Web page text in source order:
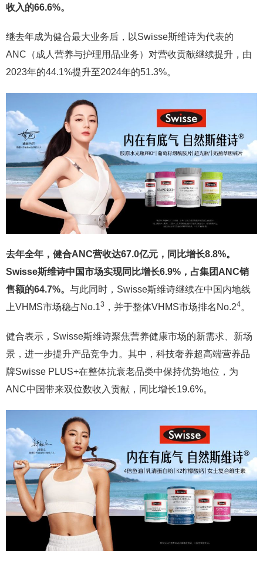
收入的66.6%。
继去年成为健合最大业务后，以Swisse斯维诗为代表的
ANC（成人营养与护理用品业务）对营收贡献继续提升，由
2023年的44.1%提升至2024年的51.3%。
去年全年，健合ANC营收达67.0亿元，同比增长8.8%。
Swisse斯维诗中国市场实现同比增长6.9%，占集团ANC销
售额的64.7%。 与此同时，Swisse斯维诗继续在中国内地线
上VHMS市场稳占No.13 ，并于整体VHMS市场排名No.24。
健合表示，Swisse斯维诗聚焦营养健康市场的新需求、新场
景，进一步提升产品竞争力。其中，科技奢养超高端营养品
牌Swisse PLUS+在整体抗衰老品类中保持优势地位，为
ANC中国带来双位数收入贡献，同比增长19.6%。